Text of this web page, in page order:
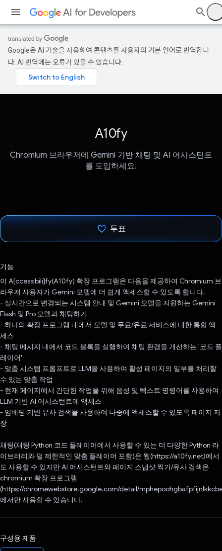
Google은 AI 기술을 사용하여 콘텐츠를 사용자의 기본 언어로 번역합니
다. AI 번역에는 오류가 있을 수 있습니다.
A10fy
Chromium 브라우저에 Gemini 기반 채팅 및 AI 어시스턴트
를 도입하세요.
투표
기능
이 A[ccessibili]fy(A10fy) 확장 프로그램은 다음을 제공하여 Chromium 브
라우저 사용자가 Gemini 모델에 더 쉽게 액세스할 수 있도록 합니다.
- 실시간으로 변경되는 시스템 안내 및 Gemini 모델을 지원하는 Gemini
Flash 및 Pro 모델과 채팅하기
- 하나의 확장 프로그램 내에서 모델 및 무료/유료 서비스에 대한 통합 액
세스
- 채팅 메시지 내에서 코드 블록을 실행하여 채팅 환경을 개선하는 '코드 플
레이어'
- 맞춤 시스템 프롬프트로 LLM을 사용하여 활성 페이지의 일부를 처리할
수 있는 맞춤 작업
- 현재 페이지에서 간단한 작업을 위해 음성 및 텍스트 명령어를 사용하여
LLM 기반 AI 어시스턴트에 액세스
- 임베딩 기반 유사 검색을 사용하여 나중에 액세스할 수 있도록 페이지 저
장
채팅(채팅 Python 코드 플레이어에서 사용할 수 있는 더 다양한 Python 라
이브러리와 덜 제한적인 맞춤 플레이어 포함)은 웹(https://a10fy.net)에서
도 사용할 수 있지만 AI 어시스턴트와 페이지 스냅샷 찍기/유사 검색은
chromium 확장 프로그램
(https://chromewebstore.google.com/detail/
에서만 사용할 수 있습니다.
구성용 제품